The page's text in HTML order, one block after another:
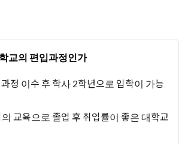
교의 편입과정인가
정 이수 후 학사 2학년으로 입학이 가능
교육으로 졸업 후 취업률이 좋은 대학교